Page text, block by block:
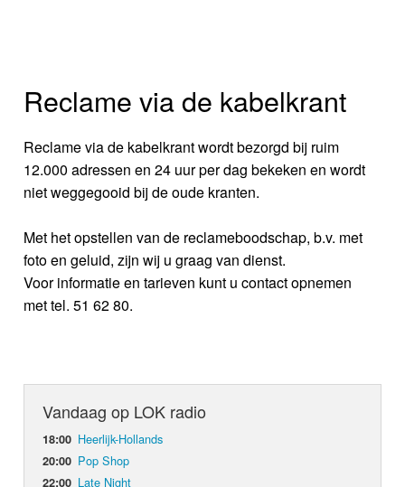
Reclame via de kabelkrant
Reclame via de kabelkrant wordt bezorgd bij ruim
12.000 adressen en 24 uur per dag bekeken en wordt
niet weggegooid bij de oude kranten.
Met het opstellen van de reclameboodschap, b.v. met
foto en geluid, zijn wij u graag van dienst.
Voor informatie en tarieven kunt u contact opnemen
met tel. 51 62 80.
Vandaag op LOK radio
18:00 Heerlijk-Hollands
20:00 Pop Shop
22:00 Late Night